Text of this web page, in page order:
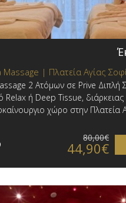
Massage | Πλατεία Αγίας
2 Ατόμων σε Prive Διπλή
Relax ή Deep Tissue,
χώρο στην Πλατεία
80,00€
44,90€